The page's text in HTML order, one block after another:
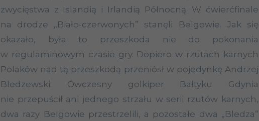
zwycięstwa z Islandią i Irlandią Północną. W ćwierćfinale
na drodze „Biało-czerwonych” stanęli Belgowie. Jak się
okazało, była to przeszkoda nie do pokonania
w regulaminowym czasie gry. Dopiero w rzutach karnych
Polaków nad tą przeszkodą przeniósł w pojedynkę Andrzej
Bledzewski. Ówczesny golkiper Bałtyku Gdynia
nie przepuścił ani jednego strzału w serii rzutów karnych,
dwa razy Belgowie przestrzelili, a pozostałe dwa „Bledza”